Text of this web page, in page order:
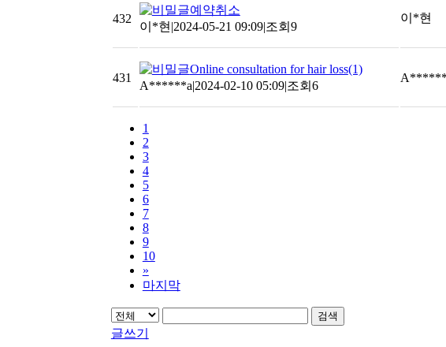
432
예약취소
이*현 |2024-05-21 09:09|조회9
이*현
431
Online consultation for hair loss(1)
A******a|2024-02-10 05:09|조회6
1
2
3
4
5
6
7
8
9
10
»
마지막
검색
글쓰기